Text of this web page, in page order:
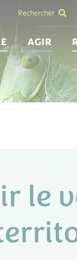
Rechercher
AGIR
le